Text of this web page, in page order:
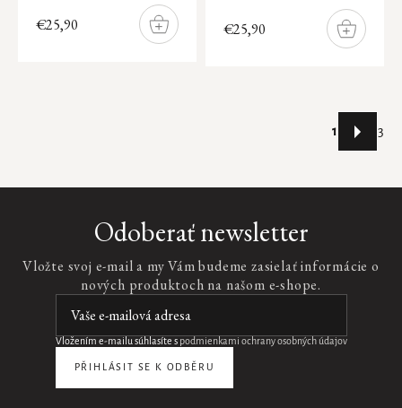
Darčekové sady
€25,90
DO
KOŠÍKA
€25,90
DO
KOŠÍKA
prvky
1 3
Odoberať newsletter
Vložte svoj e-mail a my Vám budeme zasielať informácie o
nových produktoch na našom e-shope.
Vložením e-mailu súhlasíte s podmienkami ochrany osobných údajov
PŘIHLÁSIT SE K ODBĚRU